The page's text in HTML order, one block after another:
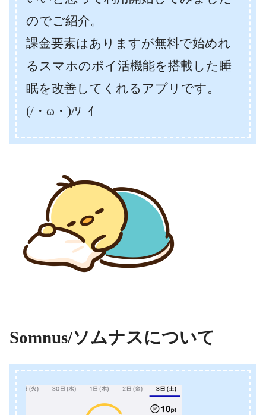
のでご紹介。
課金要素はありますが無料で始めれ
るスマホのポイ活機能を搭載した睡
眠を改善してくれるアプリです。
(/・ω・)/ﾜｰｲ
Somnus/ソムナスについて